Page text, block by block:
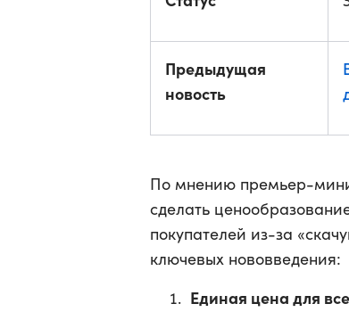
Предыдущая
новость
По мнению премьер-
сделать
покупателей из-за
ключевых нововведения:
Единая цена для